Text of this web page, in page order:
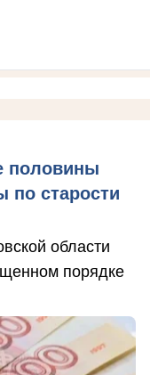
половины
по старости
области
порядке